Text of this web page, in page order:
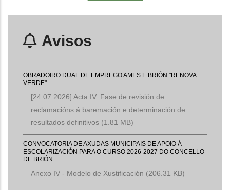
Avisos
OBRADOIRO DUAL DE EMPREGO AMES E BRIÓN "RENOVA
VERDE"
[24.07.2026] Acta IV. Fase de revisión de
reclamacións á baremación e determinación de
resultados definitivos (1.81 MB)
CONVOCATORIA DE AXUDAS MUNICIPAIS DE APOIO Á
ESCOLARIZACIÓN PARA O CURSO 2026-2027 DO CONCELLO
DE BRIÓN
Anexo IV - Modelo de Xustificación (206.31 KB)